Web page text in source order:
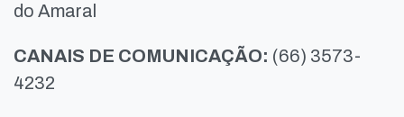
do Amaral
CANAIS DE COMUNICAÇÃO: (66) 3573-
4232